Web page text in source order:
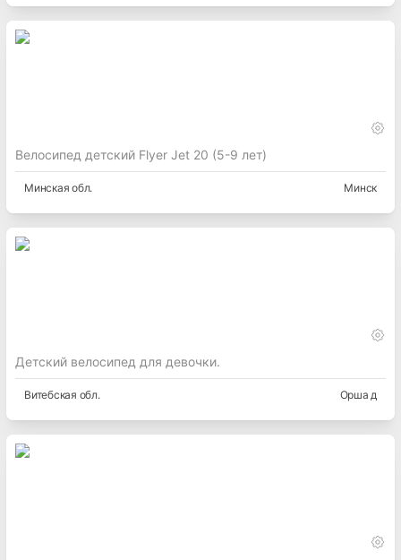
Велосипед детский Flyer Jet 20 (5-9 лет)
Минская обл. Минск
Детский велосипед для девочки.
Витебская обл. Орша д